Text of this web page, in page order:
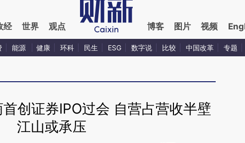
经 世界 观点 博客 图片 视频
能源 健康 环科 民生 ESG 数字说 比较 中国改革 专题
创证券IPO过会 自营占营收半壁
江山或承压